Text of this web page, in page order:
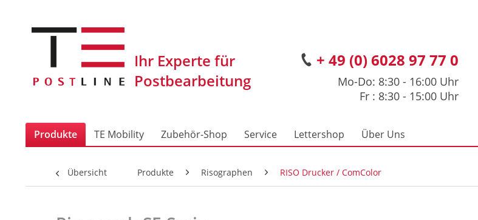
+ 49 (0) 6028 97 77 0
Mo-Do: 8:30 - 16:00 Uhr
Fr : 8:30 - 15:00 Uhr
Produkte TE Mobility Zubehör-Shop Service Lettershop Über Uns
Übersicht Produkte Risographen RISO Drucker / ComColor